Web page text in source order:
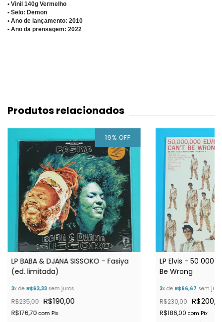
• Vinil 140g Vermelho
• Selo: Demon
• Ano de lançamento: 2010
• Ano da prensagem: 2022
Produtos relacionados
19% OFF
LP BABA & DJANA SISSOKO - Fasiya
(ed. limitada)
3x de R$63,33sem juros
R$235,00 R$190,00
R$176,70com Pix
LP Elvis - 50 000
Be Wrong
3x de R$66,67 sem
R$230,00
R$186,00 com Pix